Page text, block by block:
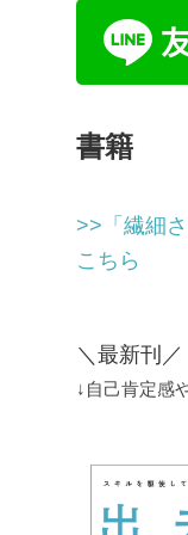
書籍
>>「繊細
こちら
＼最新刊／
↓自己肯定感